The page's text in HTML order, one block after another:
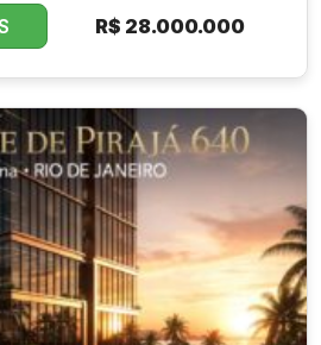
R$ 28.000.000